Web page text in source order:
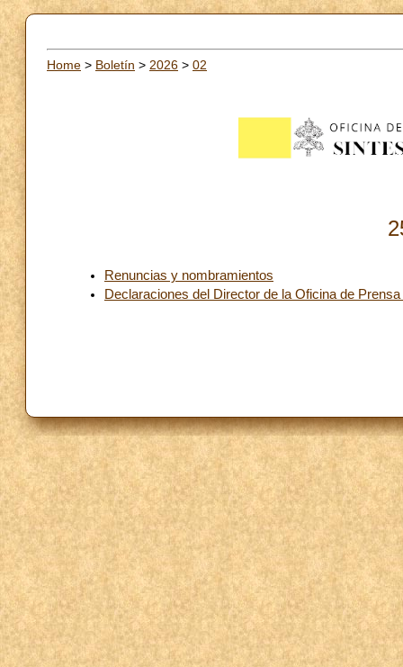
Home > Boletín > 2026 > 02
Renuncias y nombramientos
Declaraciones del Director de la Oficina de